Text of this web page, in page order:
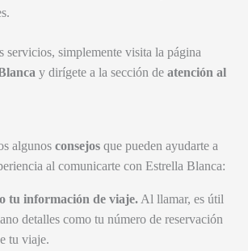
servicios, simplemente visita la página
y dirígete a la sección de atención al
algunos consejos que pueden ayudarte a
al comunicarte con Estrella Blanca:
tu información de viaje. Al llamar, es útil
detalles como tu número de reservación
tu viaje.